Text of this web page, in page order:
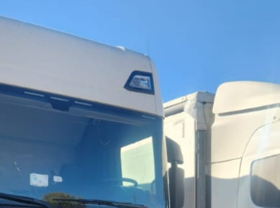
Керосин в город Балтаси
В ГОРОД БАЛТАСИ
оптом по цене, установленной